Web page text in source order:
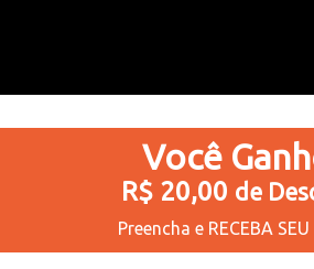
Você
R$ 20,00 de
Preencha e RECEBA